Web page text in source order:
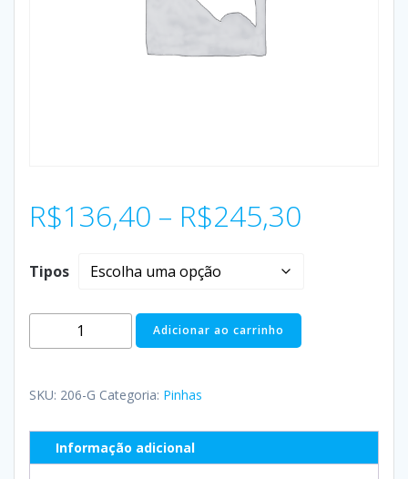
R$136,40 – R$245,30
Tipos
Adicionar ao carrinho
SKU: 206-G Categoria: Pinhas
Informação adicional